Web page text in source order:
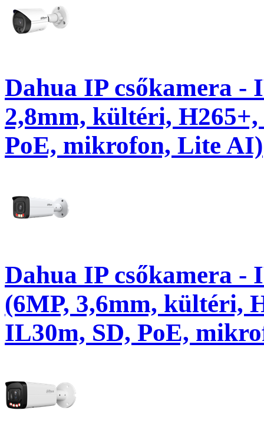
Dahua IP csőkamera -
2,8mm, kültéri,
PoE, mikrofon, Lite AI)
Dahua IP csőkamera
(6MP, 3,6mm, kültéri,
IL30m, SD, PoE,